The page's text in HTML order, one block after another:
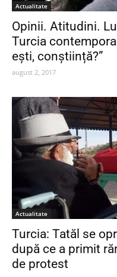
Actualitate
Opinii. Atitudini.
Turcia
ești, conștiință?”
august 2, 2017
Actualitate
Turcia: Tatăl se
după ce a primit
de protest